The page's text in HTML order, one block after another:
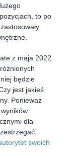
to po
z maja 2022
będzie
jest jakieś
Ponieważ
dla
swoich